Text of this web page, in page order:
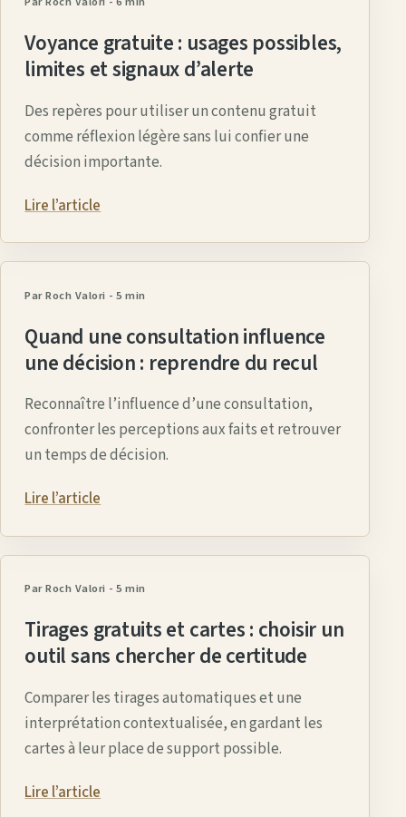
Voyance gratuite : usages possibles,
limites et signaux d’alerte
Des repères pour utiliser un contenu gratuit
comme réflexion légère sans lui confier une
décision importante.
Lire l’article
Par Roch Valori -5 min
Quand une consultation influence
une décision : reprendre du recul
Reconnaître l’influence d’une consultation,
confronter les perceptions aux faits et retrouver
un temps de décision.
Lire l’article
Par Roch Valori -5 min
Tirages gratuits et cartes : choisir un
outil sans chercher de certitude
Comparer les tirages automatiques et une
interprétation contextualisée, en gardant les
cartes à leur place de support possible.
Lire l’article